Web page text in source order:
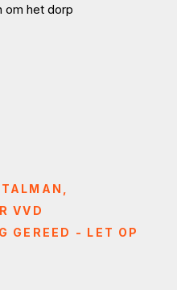
om het dorp
VVD
GEREED - LET OP